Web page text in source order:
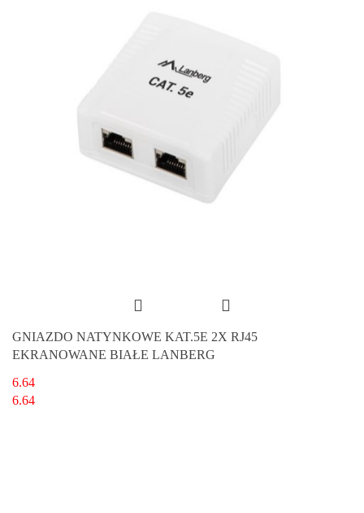
GNIAZDO NATYNKOWE KAT.5E 2X RJ45
EKRANOWANE BIAŁE LANBERG
6.64
6.64